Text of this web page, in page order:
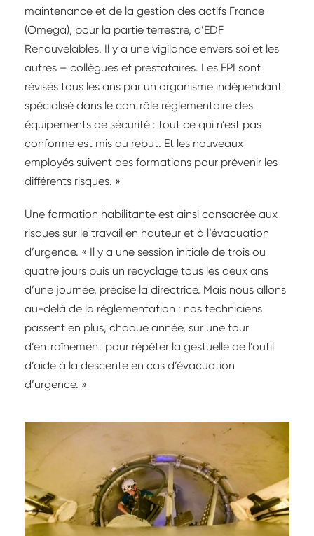
maintenance et de la gestion des actifs France
(Omega), pour la partie terrestre, d’EDF
Renouvelables. Il y a une vigilance envers soi et les
autres – collègues et prestataires. Les EPI sont
révisés tous les ans par un organisme indépendant
spécialisé dans le contrôle réglementaire des
équipements de sécurité : tout ce qui n’est pas
conforme est mis au rebut. Et les nouveaux
employés suivent des formations pour prévenir les
différents risques. »
Une formation habilitante est ainsi consacrée aux
risques sur le travail en hauteur et à l’évacuation
d’urgence. « Il y a une session initiale de trois ou
quatre jours puis un recyclage tous les deux ans
d’une journée, précise la directrice. Mais nous allons
au-delà de la réglementation : nos techniciens
passent en plus, chaque année, sur une tour
d’entraînement pour répéter la gestuelle de l’outil
d’aide à la descente en cas d’évacuation
d’urgence. »